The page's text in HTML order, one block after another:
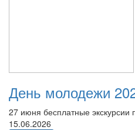
День молодежи
27 июня бесплатные
15.06.2026